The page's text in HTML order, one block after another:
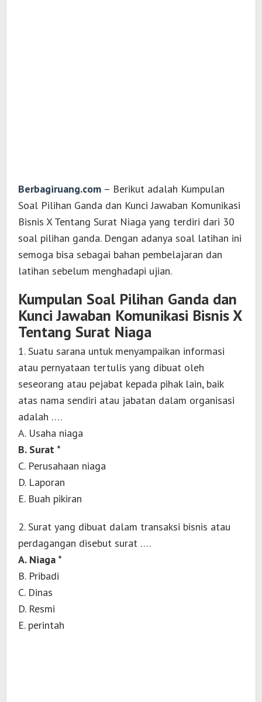
Berbagiruang.com – Berikut adalah Kumpulan
Soal Pilihan Ganda dan Kunci Jawaban Komunikasi
Bisnis X Tentang Surat Niaga yang terdiri dari 30
soal pilihan ganda. Dengan adanya soal latihan ini
semoga bisa sebagai bahan pembelajaran dan
latihan sebelum menghadapi ujian.
Kumpulan Soal Pilihan Ganda dan
Kunci Jawaban Komunikasi Bisnis X
Tentang Surat Niaga
1. Suatu sarana untuk menyampaikan informasi
atau pernyataan tertulis yang dibuat oleh
seseorang atau pejabat kepada pihak lain, baik
atas nama sendiri atau jabatan dalam organisasi
adalah ….
A. Usaha niaga
B. Surat *
C. Perusahaan niaga
D. Laporan
E. Buah pikiran
2. Surat yang dibuat dalam transaksi bisnis atau
perdagangan disebut surat ….
A. Niaga *
B. Pribadi
C. Dinas
D. Resmi
E. perintah